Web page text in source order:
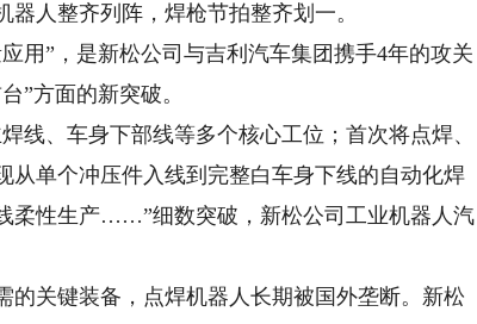
人整齐列阵，焊枪节拍整齐划一。
”，是新松公司与吉利汽车集团携手4年的攻关
”方面的新突破。
、车身下部线等多个核心工位；首次将点焊、
单个冲压件入线到完整白车身下线的自动化焊
柔性生产……”细数突破，新松公司工业机器人汽
键装备，点焊机器人长期被国外垄断。新松